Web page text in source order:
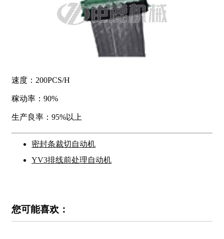
速度：200PCS/H
稼动率：90%
生产良率：95%以上
密封条裁切自动机
YV3排线前处理自动机
您可能喜欢：